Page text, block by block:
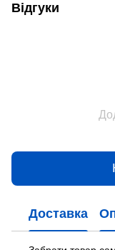
Відгуки
Доставка